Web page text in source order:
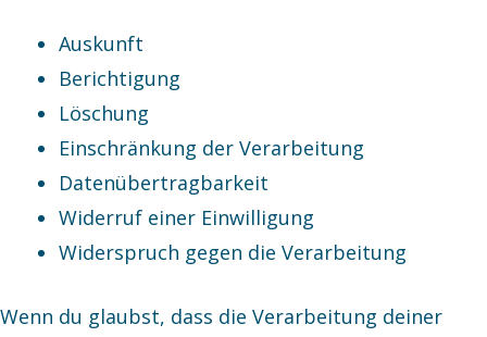
Auskunft
Berichtigung
Löschung
Einschränkung der Verarbeitung
Datenübertragbarkeit
Widerruf einer Einwilligung
Widerspruch gegen die Verarbeitung
Wenn du glaubst, dass die Verarbeitung deiner